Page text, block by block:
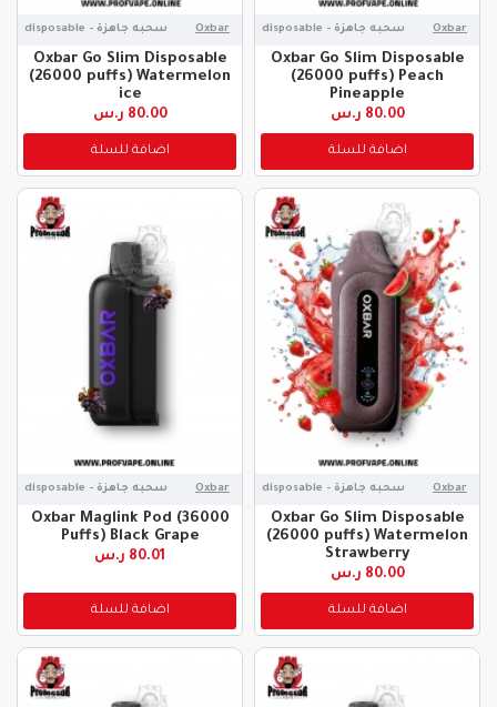
Oxbar سحبه جاهزة - disposable
Oxbar Go Slim Disposable
(26000 puffs) Peach
Pineapple
80.00 ر.س
اضافة للسلة
Oxbar سحبه جاهزة - disposable
Oxbar Go Slim Disposable
(26000 puffs) Watermelon
ice
80.00 ر.س
اضافة للسلة
Oxbar سحبه جاهزة - disposable
Oxbar Go Slim Disposable
(26000 puffs) Watermelon
Strawberry
80.00 ر.س
اضافة للسلة
Oxbar سحبه جاهزة - disposable
Oxbar Maglink Pod (36000
Puffs) Black Grape
80.01 ر.س
اضافة للسلة